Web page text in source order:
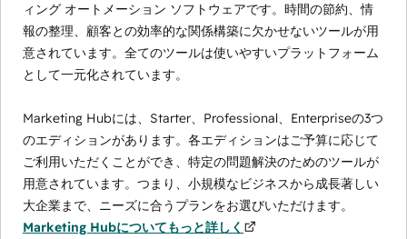
ィング オートメーション ソフトウェアです。時間の節約、情
報の整理、顧客との効率的な関係構築に欠かせないツールが用
意されています。全てのツールは使いやすいプラットフォーム
として一元化されています。
Marketing Hubには、Starter、Professional、Enterpriseの3つ
のエディションがあります。各エディションはご予算に応じて
ご利用いただくことができ、特定の問題解決のためのツールが
用意されています。つまり、小規模なビジネスから成長著しい
大企業まで、ニーズに合うプランをお選びいただけます。
Marketing Hubについてもっと詳しく